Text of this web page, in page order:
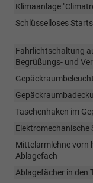
Klimaanlage
Schlüsselloses
Fahrlichtschaltung
Begrüßungs- und
Taschenhaken im
Elektromechanische
Mittelarmlehne vorn
Ablagefach
Ablagefächer in den